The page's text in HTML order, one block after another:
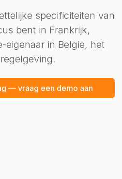
specificiteiten van
bent in Frankrijk,
eigenaar in België, het
— vraag een demo aan